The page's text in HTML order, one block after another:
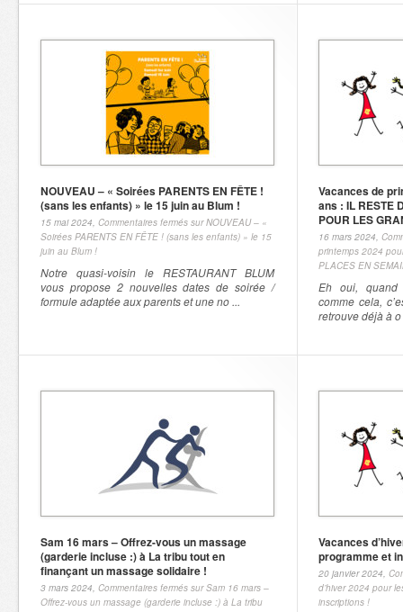
NOUVEAU – « Soirées PARENTS EN FÊTE !
(sans les enfants) » le 15 juin au Blum !
15 mai 2024, Commentaires fermés sur NOUVEAU – «
Soirées PARENTS EN FÊTE ! (sans les enfants) » le 15
juin au Blum !
Notre quasi-voisin le RESTAURANT BLUM
vous propose 2 nouvelles dates de soirée /
formule adaptée aux parents et une no ...
Vacances de
ans : IL RESTE
POUR LES
16 mars 2024,
printemps 2024
PLACES EN
Eh oui, quand
comme cela,
retrouve déjà à o
Sam 16 mars – Offrez-vous un massage
(garderie incluse :) à La tribu tout en
finançant un massage solidaire !
3 mars 2024, Commentaires fermés sur Sam 16 mars –
Offrez-vous un massage (garderie incluse :) à La tribu
Vacances
programme et
20 janvier 2024,
d’hiver 2024 pour
inscriptions !